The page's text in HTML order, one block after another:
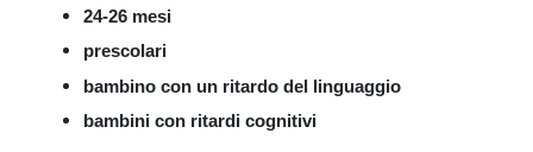
24-26 mesi
prescolari
bambino con un ritardo del linguaggio
bambini con ritardi cognitivi